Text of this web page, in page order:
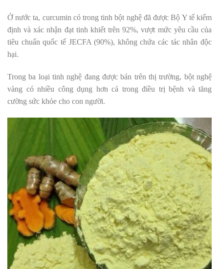
Ở nước ta, curcumin có trong tinh bột nghệ đã được Bộ Y tế kiểm
định và xác nhận đạt tinh khiết trên 92%, vượt mức yêu cầu của
tiêu chuẩn quốc tế JECFA (90%), không chứa các tác nhân độc
hại.
Trong ba loại tinh nghệ đang được bán trên thị trường, bột nghệ
vàng có nhiều công dụng hơn cả trong điều trị bệnh và tăng
cường sức khỏe cho con người.